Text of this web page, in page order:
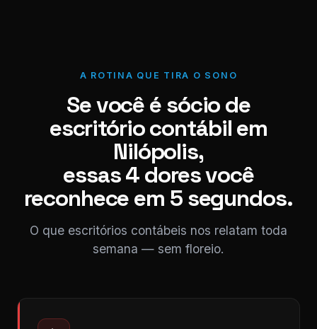
A ROTINA QUE TIRA O SONO
Se você é sócio de
escritório contábil em
Nilópolis,
essas 4 dores você
reconhece em 5 segundos.
O que escritórios contábeis nos relatam toda
semana — sem floreio.